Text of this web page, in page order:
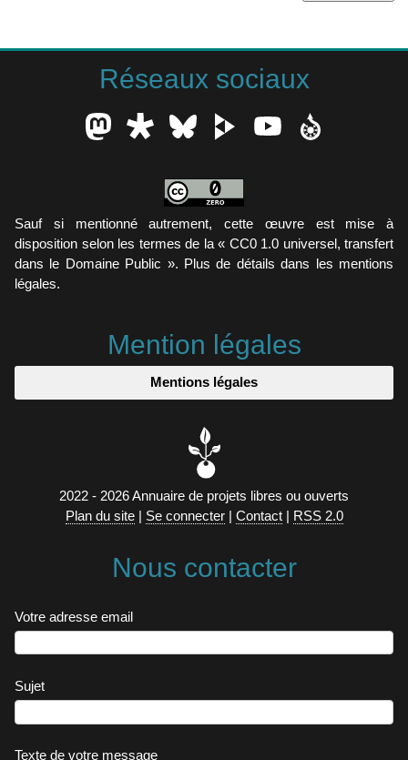
Réseaux sociaux
Sauf si mentionné autrement, cette œuvre est mise à
disposition selon les termes de la « CC0 1.0 universel, transfert
dans le Domaine Public ». Plus de détails dans les mentions
légales.
Mention légales
Mentions légales
2022 - 2026 Annuaire de projets libres ou ouverts
Plan du site| Se connecter| Contact| RSS 2.0
Nous contacter
Votre adresse email
Sujet
Texte de votre message